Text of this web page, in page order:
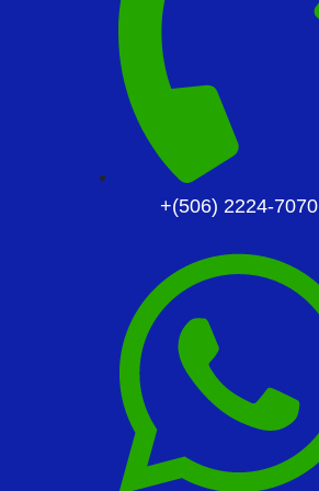
+(506) 2224-7070